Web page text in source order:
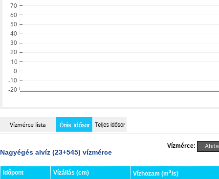
Vízmérce:
Nagyégés alvíz (23+545) vízmérce
Időpont Vízállás (cm) Vízhozam (m3/s)